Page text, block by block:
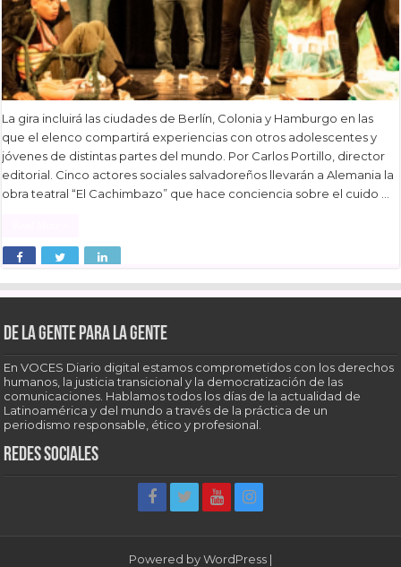
La gira incluirá las ciudades de Berlín, Colonia y Hamburgo en las
que el elenco compartirá experiencias con otros adolescentes y
jóvenes de distintas partes del mundo. Por Carlos Portillo, director
editorial. Cinco actores sociales salvadoreños llevarán a Alemania la
obra teatral “El Cachimbazo” que hace conciencia sobre el cuido …
De la gente para la gente
En VOCES Diario digital estamos comprometidos con los derechos
humanos, la justicia transicional y la democratización de las
comunicaciones. Hablamos todos los días de la actualidad de
Latinoamérica y del mundo a través de la práctica de un
periodismo responsable, ético y profesional.
Redes sociales
Powered byWordPress |